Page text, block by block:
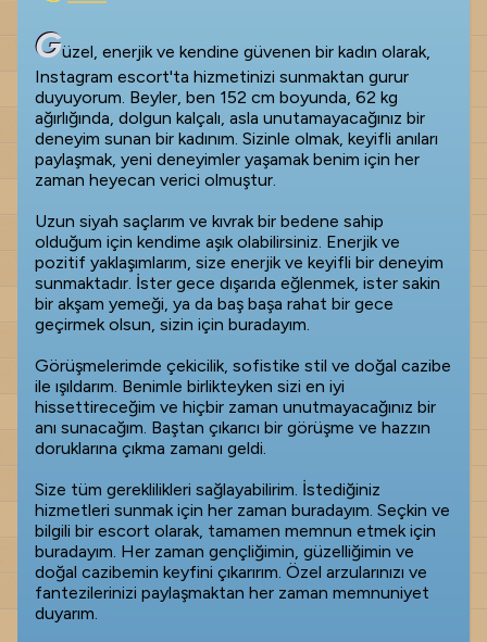
Güzel, enerjik ve kendine güvenen bir kadın olarak,
Instagram escort'ta hizmetinizi sunmaktan gurur
duyuyorum. Beyler, ben 152 cm boyunda, 62 kg
ağırlığında, dolgun kalçalı, asla unutamayacağınız bir
deneyim sunan bir kadınım. Sizinle olmak, keyifli anıları
paylaşmak, yeni deneyimler yaşamak benim için her
zaman heyecan verici olmuştur.
Uzun siyah saçlarım ve kıvrak bir bedene sahip
olduğum için kendime aşık olabilirsiniz. Enerjik ve
pozitif yaklaşımlarım, size enerjik ve keyifli bir deneyim
sunmaktadır. İster gece dışarıda eğlenmek, ister sakin
bir akşam yemeği, ya da baş başa rahat bir gece
geçirmek olsun, sizin için buradayım.
Görüşmelerimde çekicilik, sofistike stil ve doğal cazibe
ile ışıldarım. Benimle birlikteyken sizi en iyi
hissettireceğim ve hiçbir zaman unutmayacağınız bir
anı sunacağım. Baştan çıkarıcı bir görüşme ve hazzın
doruklarına çıkma zamanı geldi.
Size tüm gereklilikleri sağlayabilirim. İstediğiniz
hizmetleri sunmak için her zaman buradayım. Seçkin ve
bilgili bir escort olarak, tamamen memnun etmek için
buradayım. Her zaman gençliğimin, güzelliğimin ve
doğal cazibemin keyfini çıkarırım. Özel arzularınızı ve
fantezilerinizi paylaşmaktan her zaman memnuniyet
duyarım.